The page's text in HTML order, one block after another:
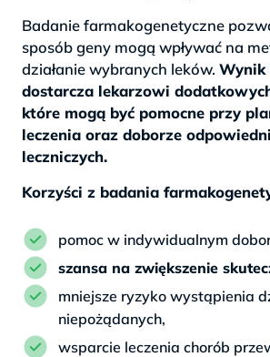
Badanie farmakogenetyczne
sposób geny mogą wpływać na
działanie wybranych leków. Wynik
dostarcza lekarzowi
które mogą być pomocne przy
leczenia oraz doborze
leczniczych.
Korzyści z badania
pomoc w indywidualnym
szansa na zwiększenie
mniejsze ryzyko wystąpienia
niepożądanych,
wsparcie leczenia chorób